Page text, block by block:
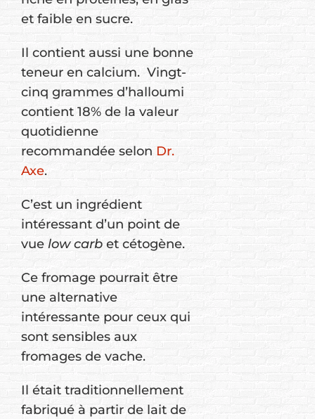
et faible en sucre.
Il contient aussi une bonne
teneur en calcium. Vingt-
cinq grammes d’halloumi
contient 18% de la valeur
quotidienne
recommandée selon Dr.
Axe.
C’est un ingrédient
intéressant d’un point de
vue low carb et cétogène.
Ce fromage pourrait être
une alternative
intéressante pour ceux qui
sont sensibles aux
fromages de vache.
Il était traditionnellement
fabriqué à partir de lait de